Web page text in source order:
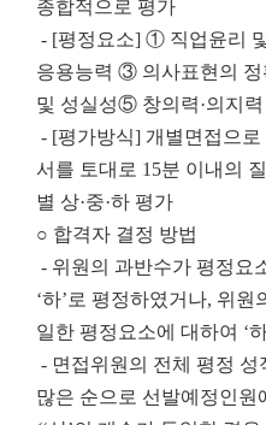
종합적으로 평가
- [평정요소] ① 직업윤리
응용능력 ③ 의사표현의 정
및 성실성⑤ 창의력·의지
- [평가방식] 개별면접으
서를 토대로 15분 이내의
별 상·중·하 평가
○ 합격자 결정 방법
- 위원의 과반수가 평정요
‘하’로 평정하였거나, 위
일한 평정요소에 대하여 ‘
- 면접위원의 전체 평정 성
많은 순으로 선발예정인